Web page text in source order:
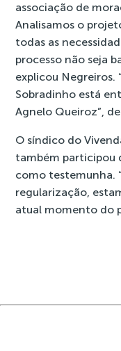
associação de
Analisamos o
todas as
processo não seja
explicou Negreiros.
Sobradinho está
Agnelo Queiroz”,
O síndico do
também participou
como testemunha.
regularização,
atual momento do